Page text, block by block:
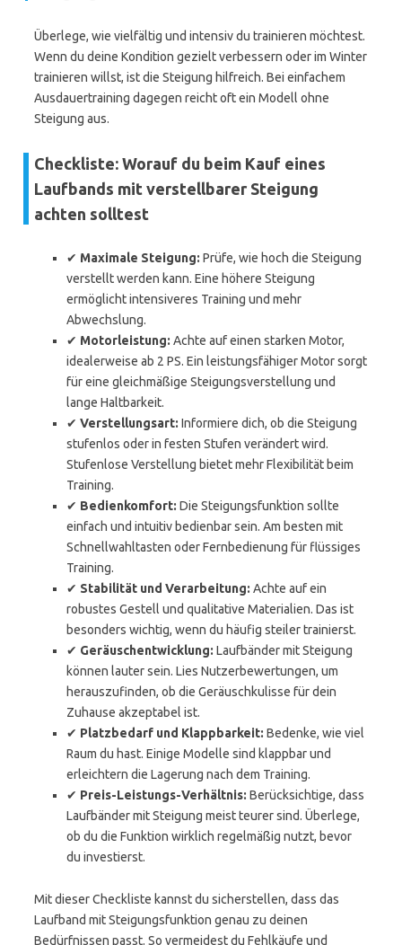
Überlege, wie vielfältig und intensiv du trainieren möchtest.
Wenn du deine Kondition gezielt verbessern oder im Winter
trainieren willst, ist die Steigung hilfreich. Bei einfachem
Ausdauertraining dagegen reicht oft ein Modell ohne
Steigung aus.
Checkliste: Worauf du beim Kauf eines
Laufbands mit verstellbarer Steigung
achten solltest
✔ Maximale Steigung: Prüfe, wie hoch die Steigung
verstellt werden kann. Eine höhere Steigung
ermöglicht intensiveres Training und mehr
Abwechslung.
✔ Motorleistung: Achte auf einen starken Motor,
idealerweise ab 2 PS. Ein leistungsfähiger Motor sorgt
für eine gleichmäßige Steigungsverstellung und
lange Haltbarkeit.
✔ Verstellungsart: Informiere dich, ob die Steigung
stufenlos oder in festen Stufen verändert wird.
Stufenlose Verstellung bietet mehr Flexibilität beim
Training.
✔ Bedienkomfort: Die Steigungsfunktion sollte
einfach und intuitiv bedienbar sein. Am besten mit
Schnellwahltasten oder Fernbedienung für flüssiges
Training.
✔ Stabilität und Verarbeitung: Achte auf ein
robustes Gestell und qualitative Materialien. Das ist
besonders wichtig, wenn du häufig steiler trainierst.
✔ Geräuschentwicklung: Laufbänder mit Steigung
können lauter sein. Lies Nutzerbewertungen, um
herauszufinden, ob die Geräuschkulisse für dein
Zuhause akzeptabel ist.
✔ Platzbedarf und Klappbarkeit: Bedenke, wie viel
Raum du hast. Einige Modelle sind klappbar und
erleichtern die Lagerung nach dem Training.
✔ Preis-Leistungs-Verhältnis: Berücksichtige, dass
Laufbänder mit Steigung meist teurer sind. Überlege,
ob du die Funktion wirklich regelmäßig nutzt, bevor
du investierst.
Mit dieser Checkliste kannst du sicherstellen, dass das
Laufband mit Steigungsfunktion genau zu deinen
Bedürfnissen passt. So vermeidest du Fehlkäufe und